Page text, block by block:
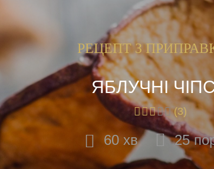
РЕЦЕПТ З
ЯБЛУЧНІ
(3)
60 хв 25